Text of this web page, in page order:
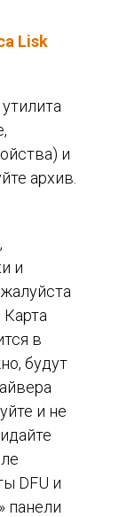
Lisk
и
архив.
и
в
будут
и не
DFU и
панели